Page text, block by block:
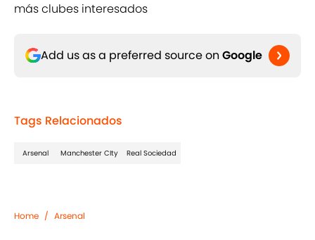
más clubes interesados
Add us as a preferred source on Google
Tags Relacionados
Arsenal Manchester CIty Real Sociedad
Home / Arsenal